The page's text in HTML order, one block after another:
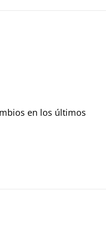
en los últimos